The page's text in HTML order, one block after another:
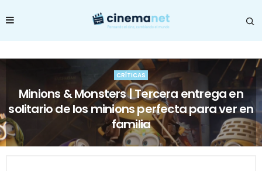
CRÍTICAS
Minions & Monsters | Tercera entrega en
solitario de los minions perfecta para ver en
familia